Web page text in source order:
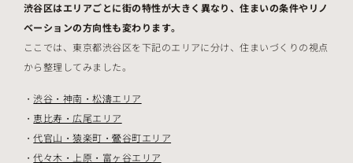
渋谷区はエリアごとに街の特性が大きく異なり、住まいの条件やリノ
ベーションの方向性も変わります。
ここでは、東京都渋谷区を下記のエリアに分け、住まいづくりの視点
から整理してみました。
渋谷・神南・松濤エリア
恵比寿・広尾エリア
代官山・猿楽町・鶯谷町エリア
代々木・上原・富ヶ谷エリア